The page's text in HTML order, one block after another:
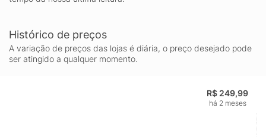
Histórico de preços
A variação de preços das lojas é diária, o preço desejado pode
ser atingido a qualquer momento.
R$ 249,99
há 2 meses